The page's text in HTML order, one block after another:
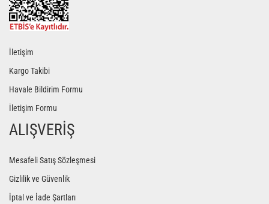
İletişim
Kargo Takibi
Havale Bildirim Formu
İletişim Formu
ALIŞVERİŞ
Mesafeli Satış Sözleşmesi
Gizlilik ve Güvenlik
İptal ve İade Şartları